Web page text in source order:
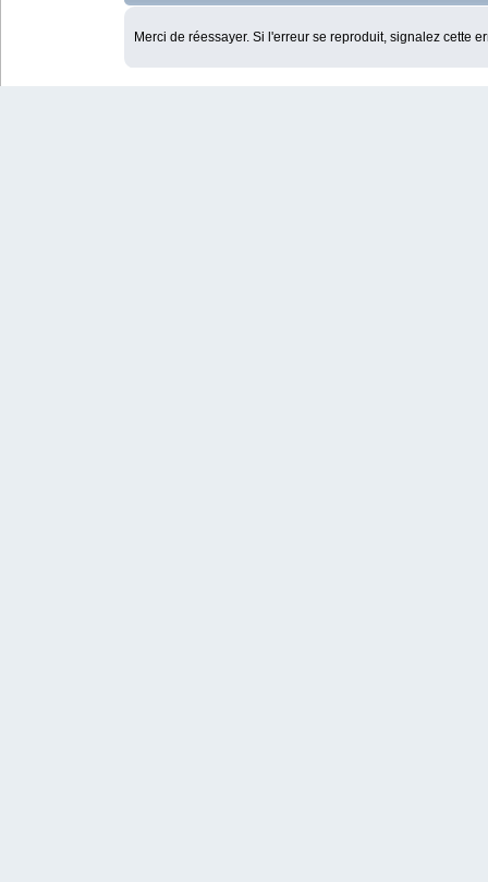
Merci de réessayer. Si l'erreur se reproduit, signalez cette